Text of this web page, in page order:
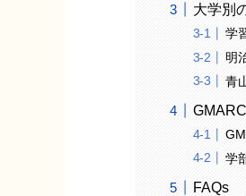
大学別
学
明
青
学
FAQs